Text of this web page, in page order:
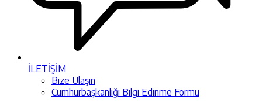
İLETİŞİM
Bize Ulaşın
Cumhurbaşkanlığı Bilgi Edinme Formu